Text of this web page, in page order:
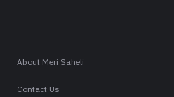
About Meri Saheli
Contact Us